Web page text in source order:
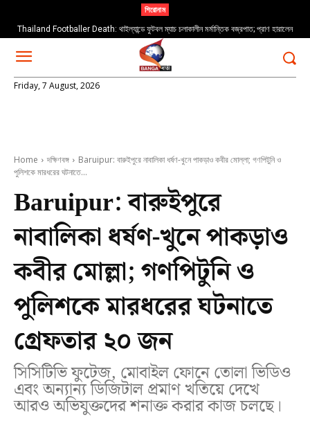
শিরোনাম
Thailand Footballer Death: থাইল্যান্ডে ফুটবল ম্যাচ চলাকালীন মর্মান্তিক বজ্রপাত; প্রাণ হারালেন
তরুণ ফুটবলার সাফওয়ান আওয়ে
Friday, 7 August, 2026
Home দক্ষিণবঙ্গ
Baruipur: বারুইপুরে নাবালিকা ধর্ষণ-খুনে পাকড়াও কবীর মোল্লা; গণপিটুনি ও
পুলিশকে মারধরের ঘটনাতে...
Baruipur: বারুইপুরে
নাবালিকা ধর্ষণ-খুনে পাকড়াও
কবীর মোল্লা; গণপিটুনি ও
পুলিশকে মারধরের ঘটনাতে
গ্রেফতার ২০ জন
সিসিটিভি ফুটেজ, মোবাইল ফোনে তোলা ভিডিও
এবং অন্যান্য ডিজিটাল প্রমাণ খতিয়ে দেখে
আরও অভিযুক্তদের শনাক্ত করার কাজ চলছে।